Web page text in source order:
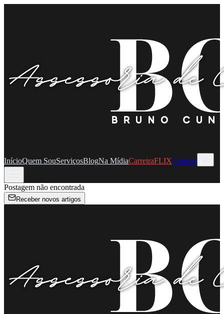
InícioQuem SouServiçosBlogNa MídiaCarreiraFLIXContato
Postagem não encontrada
Receber novos artigos